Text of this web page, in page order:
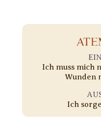
Ich muss mich
Wunden
Ich